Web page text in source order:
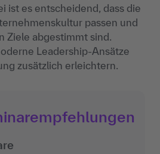
ist es entscheidend, dass die
passen und
Ziele abgestimmt sind.
Leadership-Ansätze
zusätzlich erleichtern.